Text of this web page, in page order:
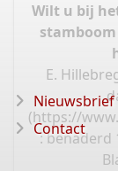
Wilt u bij
E.
(https://
: benaderd
Nieuwsbrief
Contact